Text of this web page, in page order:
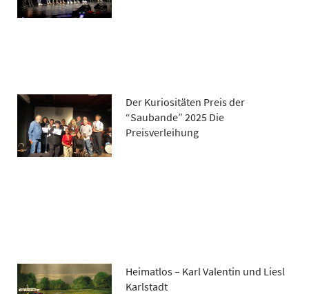
Der Kuriositäten Preis der
“Saubande” 2025 Die
Preisverleihung
Heimatlos – Karl Valentin und Liesl
Karlstadt